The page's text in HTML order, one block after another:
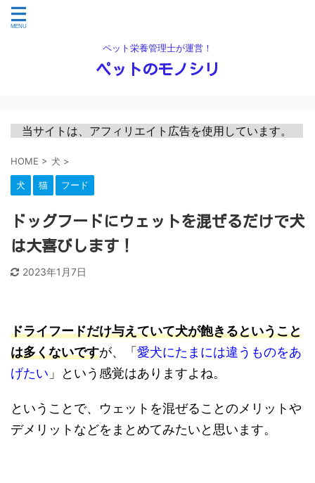
ペット栄養管理士が運営！
ペットのモノシリ
当サイトは、アフィリエイト広告を使用しています。
HOME > 犬 >
犬 猫 フード
ドッグフードにウェットを混ぜるだけで犬
は大喜びします！
2023年1月7日
ドライフードだけ与えていて犬が飽きるということ
は多くないですが、「 愛犬にたまには違うものをあ
げたい 」という感覚はありますよね。
ということで、ウェットを混ぜることのメリットや
デメリットなどをまとめてみたいと思います。